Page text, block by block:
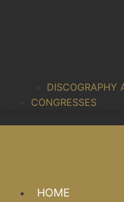
DISCOGRAPHY
CONGRESSES
HOME